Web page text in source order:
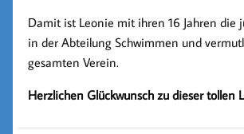
Damit ist Leonie mit ihren 16 Jahren die
in der Abteilung Schwimmen und
gesamten Verein.
Herzlichen Glückwunsch zu dieser tollen